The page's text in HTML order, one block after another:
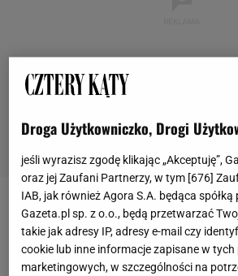
DECOUPAGE
Zrób to sam: konewka w
AKCESORIA DECOUPAGE
Droga Użytkowniczko, Drogi
jeśli wyrazisz zgodę klikając „Akceptuję”,
oraz jej Zaufani Partnerzy, w tym [676]
IAB, jak również Agora S.A. będąca
Gazeta.pl sp. z o.o., będą przetwarzać
takie jak adresy IP, adresy e-mail czy
cookie lub inne informacje zapisane w tych
marketingowych, w szczególności na